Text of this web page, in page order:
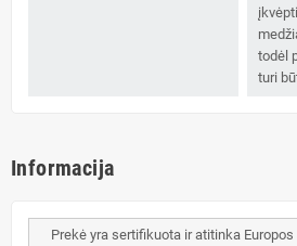
todėl
turi
Informacija
Prekė yra sertifikuota ir atitinka